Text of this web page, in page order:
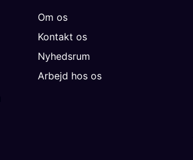
Om os
Kontakt os
Nyhedsrum
Arbejd hos os